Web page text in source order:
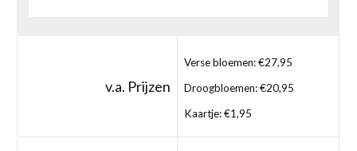
v.a. Prijzen
Verse bloemen: €27,95
Droogbloemen: €20,95
Kaartje: €1,95